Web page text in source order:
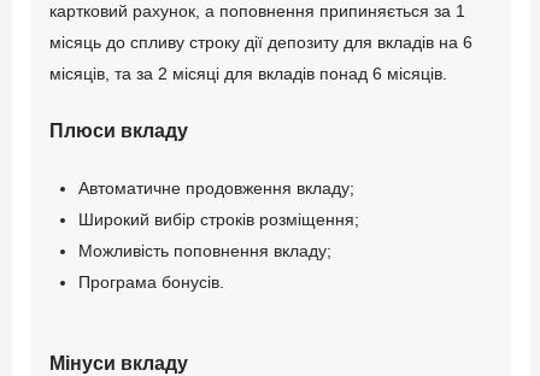
картковий рахунок, а поповнення припиняється за 1
місяць до спливу строку дії депозиту для вкладів на 6
місяців, та за 2 місяці для вкладів понад 6 місяців.
Плюси вкладу
Автоматичне продовження вкладу;
Широкий вибір строків розміщення;
Можливість поповнення вкладу;
Програма бонусів.
Мінуси вкладу